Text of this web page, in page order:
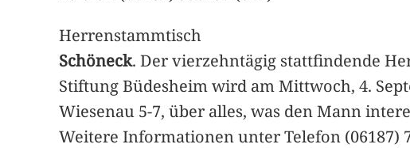
Herrenstammtisch
Schöneck. Der vierzehntägig stattfindende
Stiftung Büdesheim wird am Mittwoch, 4.
Wiesenau 5-7, über alles, was den Mann
Weitere Informationen unter Telefon (06187)